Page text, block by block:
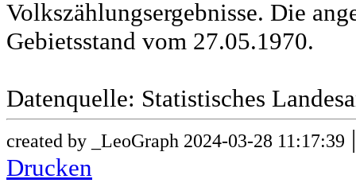
Volkszählungsergebnisse. Die
Gebietsstand vom 27.05.1970.
Datenquelle: Statistisches
created by _LeoGraph 2024-03-28 11:17:39
Drucken